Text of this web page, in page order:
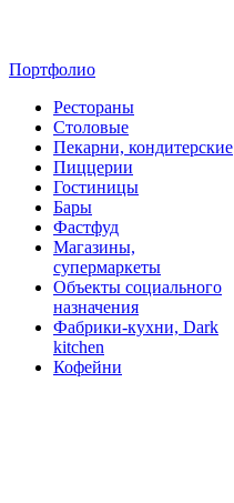
Портфолио
Рестораны
Столовые
Пекарни, кондитерские
Пиццерии
Гостиницы
Бары
Фастфуд
Магазины,
супермаркеты
Объекты социального
назначения
Фабрики-кухни, Dark
kitchen
Кофейни